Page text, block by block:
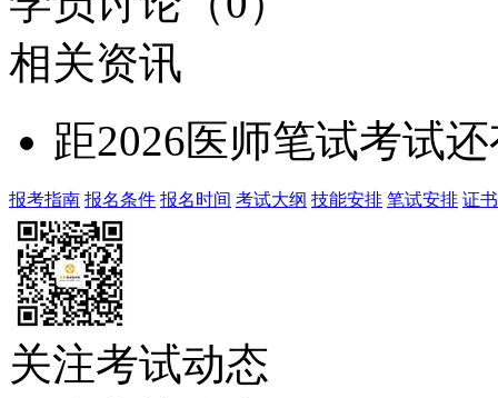
相关资讯
距2026医师笔试考试
报考指南 报名条件 报名时间 考试大纲 技能安排 笔试安排 证
关注考试动态